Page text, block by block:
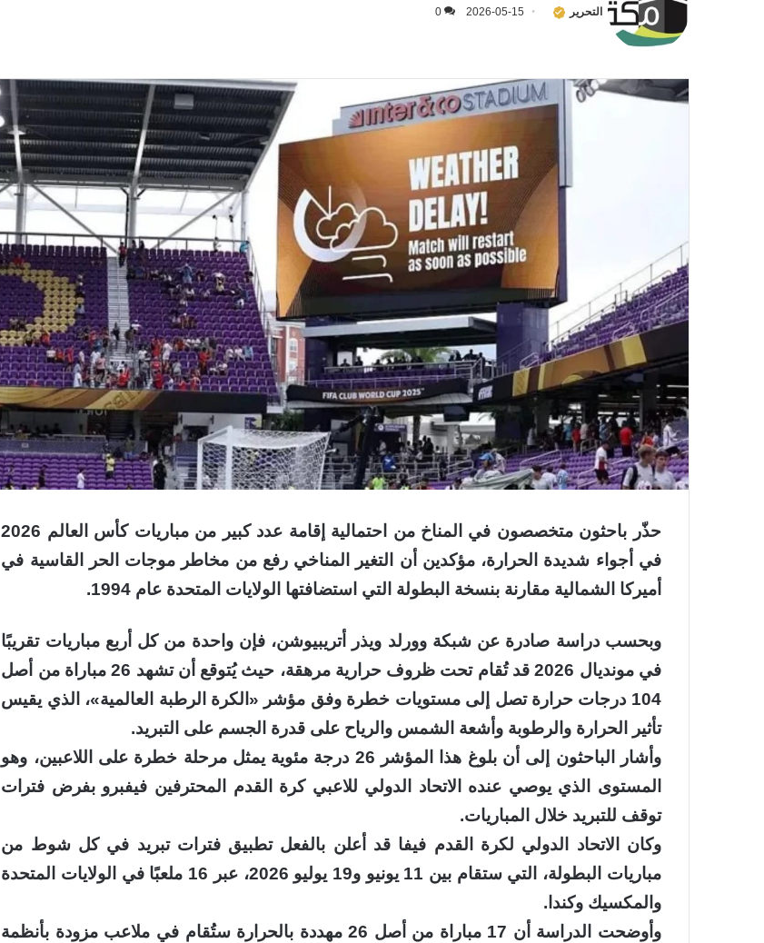
التحرير 2026-05-15
0
حذّر باحثون متخصصون في المناخ من احتمالية إقامة عدد كبير من مباريات كأس العالم 2026
في أجواء شديدة الحرارة، مؤكدين أن التغير المناخي رفع من مخاطر موجات الحر القاسية في
أميركا الشمالية مقارنة بنسخة البطولة التي استضافتها الولايات المتحدة عام 1994.
وبحسب دراسة صادرة عن شبكة وورلد ويذر أتريبيوشن، فإن واحدة من كل أربع مباريات تقريبًا
في مونديال 2026 قد تُقام تحت ظروف حرارية مرهقة، حيث يُتوقع أن تشهد 26 مباراة من أصل
104 درجات حرارة تصل إلى مستويات خطرة وفق مؤشر «الكرة الرطبة العالمية»، الذي يقيس
تأثير الحرارة والرطوبة وأشعة الشمس والرياح على قدرة الجسم على التبريد.
وأشار الباحثون إلى أن بلوغ هذا المؤشر 26 درجة مئوية يمثل مرحلة خطرة على اللاعبين، وهو
المستوى الذي يوصي عنده الاتحاد الدولي للاعبي كرة القدم المحترفين فيفبرو بفرض فترات
توقف للتبريد خلال المباريات.
وكان الاتحاد الدولي لكرة القدم فيفا قد أعلن بالفعل تطبيق فترات تبريد في كل شوط من
مباريات البطولة، التي ستقام بين 11 يونيو و19 يوليو 2026، عبر 16 ملعبًا في الولايات المتحدة
والمكسيك وكندا.
وأوضحت الدراسة أن 17 مباراة من أصل 26 مهددة بالحرارة ستُقام في ملاعب مزودة بأنظمة